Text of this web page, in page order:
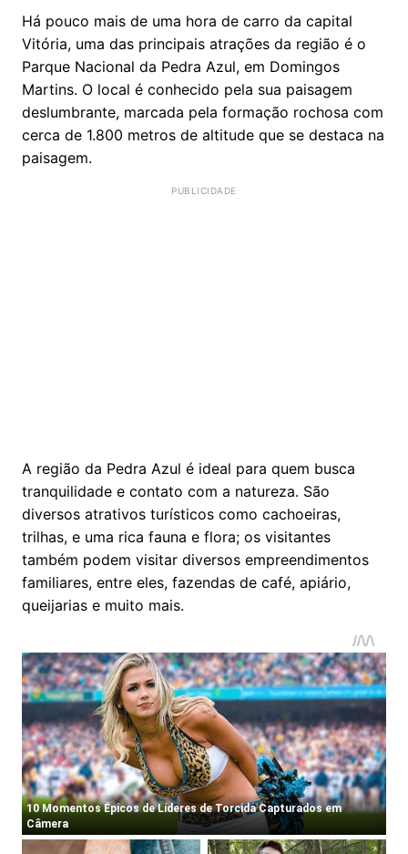
Há pouco mais de uma hora de carro da capital
Vitória, uma das principais atrações da região é o
Parque Nacional da Pedra Azul, em Domingos
Martins. O local é conhecido pela sua paisagem
deslumbrante, marcada pela formação rochosa com
cerca de 1.800 metros de altitude que se destaca na
paisagem.
A região da Pedra Azul é ideal para quem busca
tranquilidade e contato com a natureza. São
diversos atrativos turísticos como cachoeiras,
trilhas, e uma rica fauna e flora; os visitantes
também podem visitar diversos empreendimentos
familiares, entre eles, fazendas de café, apiário,
queijarias e muito mais.